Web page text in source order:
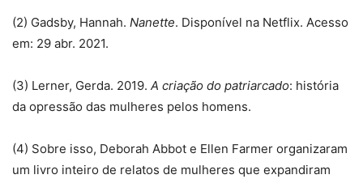
(2) Gadsby, Hannah. Nanette. Disponível na Netflix. Acesso
em: 29 abr. 2021.
(3) Lerner, Gerda. 2019. A criação do patriarcado: história
da opressão das mulheres pelos homens.
(4) Sobre isso, Deborah Abbot e Ellen Farmer organizaram
um livro inteiro de relatos de mulheres que expandiram